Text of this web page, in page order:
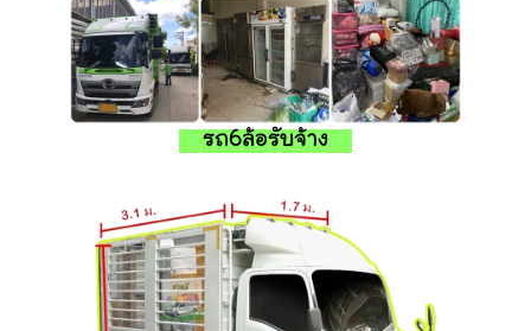
รถ6ล้อรับจ้าง